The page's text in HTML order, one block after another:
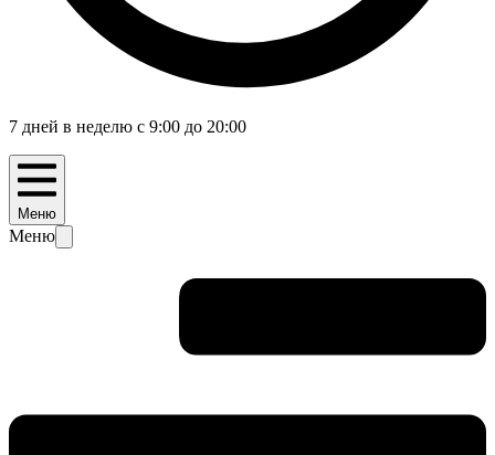
7 дней в неделю с 9:00 до 20:00
Меню
Меню